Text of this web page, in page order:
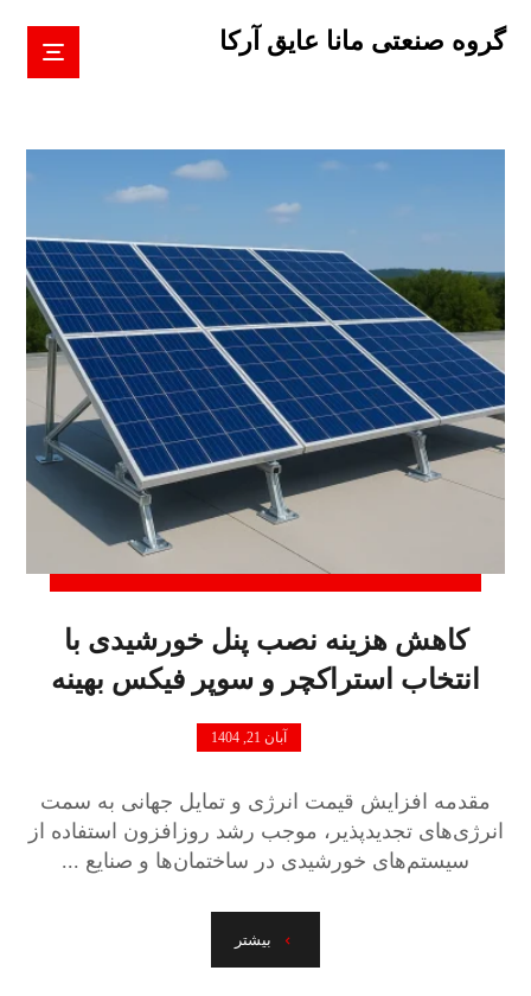
گروه صنعتی مانا عایق آرکا
کاهش هزینه نصب پنل خورشیدی با
انتخاب استراکچر و سوپر فیکس بهینه
آبان 21, 1404
مقدمه افزایش قیمت انرژی و تمایل جهانی به سمت
انرژی‌های تجدیدپذیر، موجب رشد روزافزون استفاده از
سیستم‌های خورشیدی در ساختمان‌ها و صنایع ...
بیشتر